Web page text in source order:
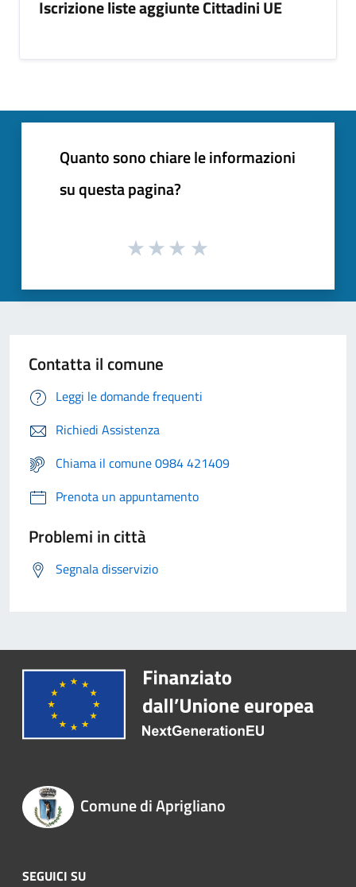
Iscrizione liste aggiunte Cittadini UE
Quanto sono chiare le informazioni
su questa pagina?
Contatta il comune
Leggi le domande frequenti
Richiedi Assistenza
Chiama il comune 0984 421409
Prenota un appuntamento
Problemi in città
Segnala disservizio
Comune di Aprigliano
SEGUICI SU